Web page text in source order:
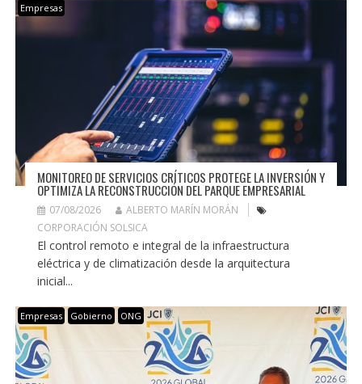
Empresas
MONITOREO DE SERVICIOS CRÍTICOS PROTEGE LA INVERSIÓN Y
OPTIMIZA LA RECONSTRUCCIÓN DEL PARQUE EMPRESARIAL
07/08/2026
ALBERTO MARÍN MORÁN
CORPORACIÓN SOLSICA
El control remoto e integral de la infraestructura
eléctrica y de climatización desde la arquitectura
inicial...
Empresas Gobierno ONG